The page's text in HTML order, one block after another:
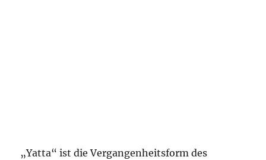
„Yatta“ ist die Vergangenheitsform des